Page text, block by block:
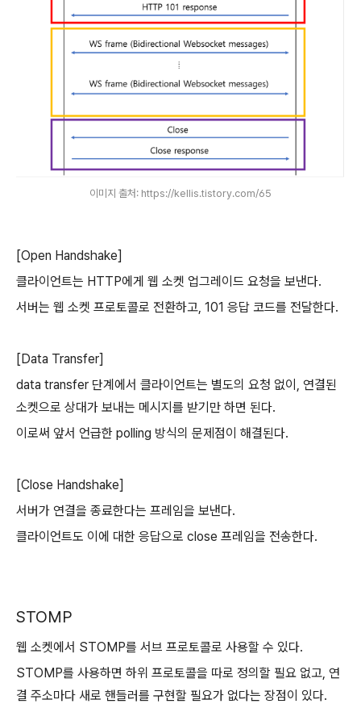
이미지 출처: https://kellis.tistory.com/65
[Open Handshake]
클라이언트는 HTTP에게 웹 소켓 업그레이드 요청을 보낸다.
서버는 웹 소켓 프로토콜로 전환하고, 101 응답 코드를 전달한다.
[Data Transfer]
data transfer 단계에서 클라이언트는 별도의 요청 없이, 연결된
소켓으로 상대가 보내는 메시지를 받기만 하면 된다.
이로써 앞서 언급한 polling 방식의 문제점이 해결된다.
[Close Handshake]
서버가 연결을 종료한다는 프레임을 보낸다.
클라이언트도 이에 대한 응답으로 close 프레임을 전송한다.
STOMP
웹 소켓에서 STOMP를 서브 프로토콜로 사용할 수 있다.
STOMP를 사용하면 하위 프로토콜을 따로 정의할 필요 없고, 연
결 주소마다 새로 핸들러를 구현할 필요가 없다는 장점이 있다.